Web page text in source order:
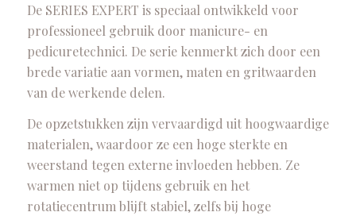
De SERIES EXPERT is speciaal ontwikkeld voor
professioneel gebruik door manicure- en
pedicuretechnici. De serie kenmerkt zich door een
brede variatie aan vormen, maten en gritwaarden
van de werkende delen.
De opzetstukken zijn vervaardigd uit hoogwaardige
materialen, waardoor ze een hoge sterkte en
weerstand tegen externe invloeden hebben. Ze
warmen niet op tijdens gebruik en het
rotatiecentrum blijft stabiel, zelfs bij hoge